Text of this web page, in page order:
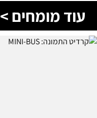
עוד מומחים >